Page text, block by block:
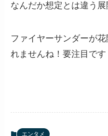
なんだか想定とは違う展
ファイヤーサンダーが
れませんね！要注目です
エンタメ